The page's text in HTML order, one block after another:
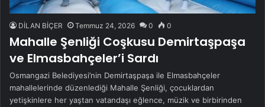
DİLAN BİÇER Temmuz 24, 2026 0 0
Mahalle Şenliği Coşkusu Demirtaşpaşa
ve Elmasbahçeler’i Sardı
Osmangazi Belediyesi’nin Demirtaşpaşa ile Elmasbahçeler
mahallelerinde düzenlediği Mahalle Şenliği, çocuklardan
yetişkinlere her yaştan vatandaşı eğlence, müzik ve birbirinden